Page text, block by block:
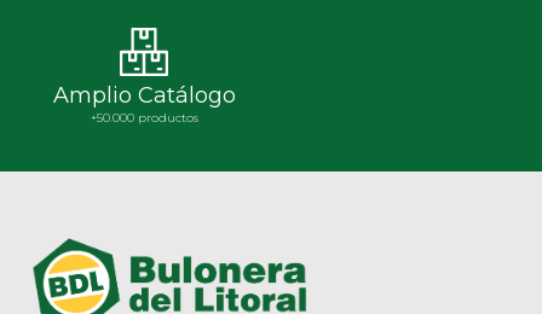
Amplio Catálogo
+50.000 productos